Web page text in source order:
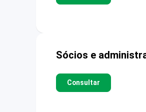
Sócios e
Consultar